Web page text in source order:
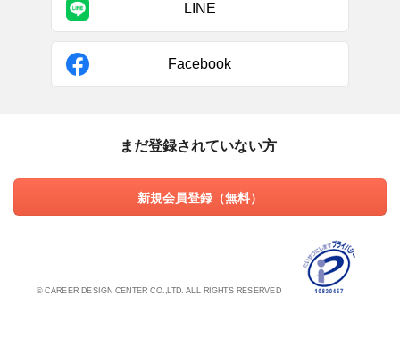
LINE
Facebook
まだ登録されていない方
新規会員登録（無料）
© CAREER DESIGN CENTER CO.,LTD. ALL RIGHTS RESERVED